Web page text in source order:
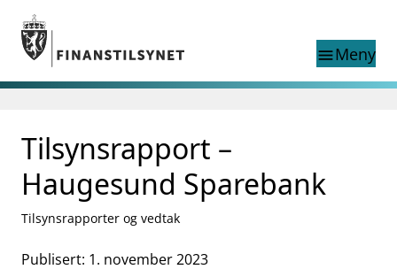
Gå til hovedinnhold
Gå til søkesiden
menuMeny
nettstedet
language
English
exist in English
English home page
Aktuelt
Finanstilsynets registre
Tilsynsrapport –
Haugesund Sparebank
Tilsynsrapporter og vedtak
Publisert: 1. november 2023